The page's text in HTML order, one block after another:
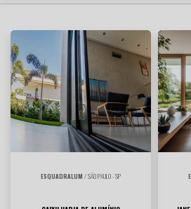
ESQUADRALUM / SÃO PAULO - SP